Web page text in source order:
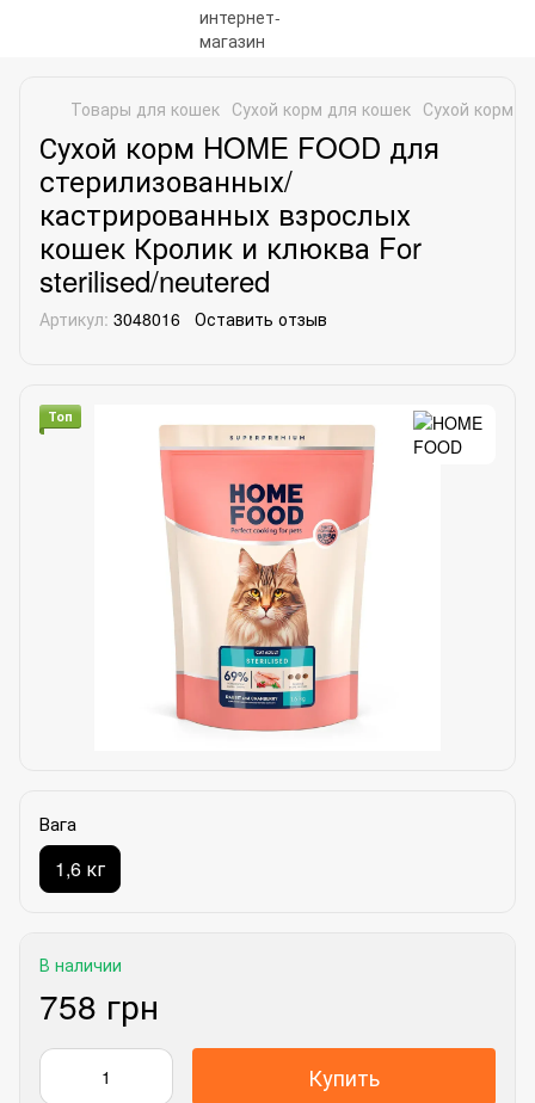
Товары для кошек Сухой корм для кошек Сухой корм
Сухой корм HOME FOOD для
стерилизованных/
кастрированных взрослых
кошек Кролик и клюква For
sterilised/neutered
Артикул: 3048016 Оставить отзыв
Топ
Вага
1,6 кг
В наличии
758 грн
Купить